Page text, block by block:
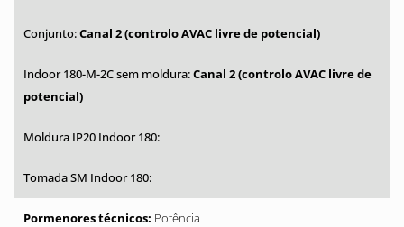
Canal 2 (controlo AVAC livre de potencial)
Canal 2 (controlo AVAC livre de
potencial)
Potência